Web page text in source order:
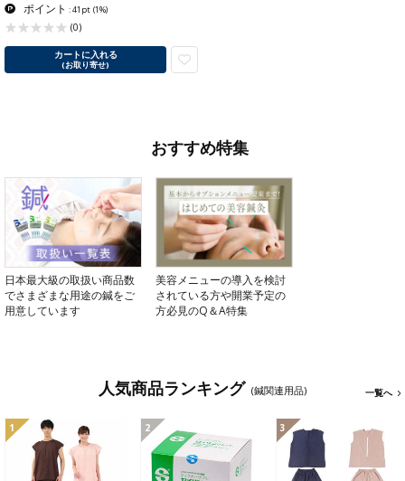
ポイント : 41pt (1%)
(0)
カートに入れる
(お取り寄せ)
おすすめ特集
日本最大級の取扱い商品数
でさまざまな用途の鍼をご
用意しています
美容メニューの導入を検討
されている方や開業予定の
方必見のQ＆A特集
人気商品ランキング (鍼関連用品) 一覧へ
1 2 3